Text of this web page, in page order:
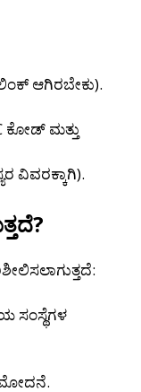
ಆಗಿರಬೇಕು).
ಕೋಡ್ ಮತ್ತು
ವಿವರಕ್ಕಾಗಿ).
ಸಂಸ್ಥೆಗಳ